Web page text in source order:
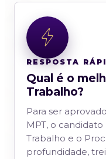
Procurador
Curso AGU
RESPOSTA
Qual é o
Trabalho?
Para ser
MPT, o
Trabalho e o
profundidade,